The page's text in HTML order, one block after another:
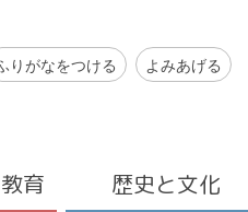
セシビリティツール
りがなをつける よみあげる
育 歴史と文化